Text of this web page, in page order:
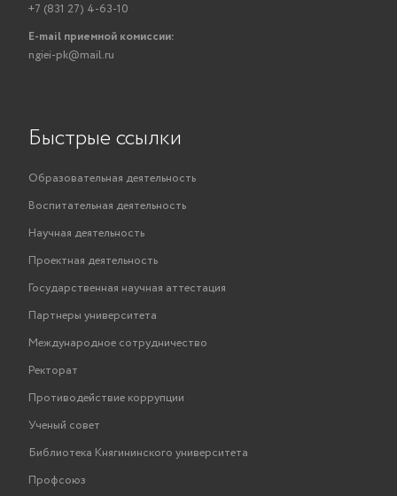
+7 (831 27) 4-63-10
E-mail приемной комиссии:
ngiei-pk@mail.ru
Быстрые ссылки
Образовательная деятельность
Воспитательная деятельность
Научная деятельность
Проектная деятельность
Государственная научная аттестация
Партнеры университета
Международное сотрудничество
Ректорат
Противодействие коррупции
Ученый совет
Библиотека Княгининского университета
Профсоюз